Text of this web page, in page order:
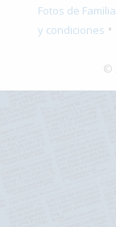
Fotos de Familia
y condiciones •
©